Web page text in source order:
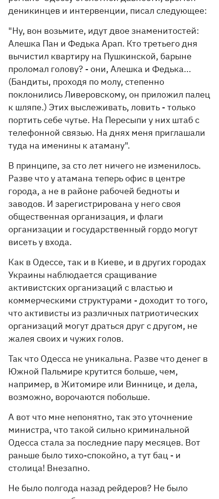
деникинцев и интервенции, писал следующее:
"Ну, вон возьмите, идут двое знаменитостей:
Алешка Пан и Федька Арап. Кто третьего дня
вычистил квартиру на Пушкинской, барыне
проломал голову? - они, Алешка и Федька...
(Бандиты, проходя по молу, степенно
поклонились Ливеровскому, он приложил палец
к шляпе.) Этих выслеживать, ловить - только
портить себе чутье. На Пересыпи у них штаб с
телефонной связью. На днях меня приглашали
туда на именины к атаману".
В принципе, за сто лет ничего не изменилось.
Разве что у атамана теперь офис в центре
города, а не в районе рабочей бедноты и
заводов. И зарегистрирована у него своя
общественная организация, и флаги
организации и государственный гордо могут
висеть у входа.
Как в Одессе, так и в Киеве, и в других городах
Украины наблюдается сращивание
активистских организаций с властью и
коммерческими структурами - доходит то того,
что активисты из различных патриотических
организаций могут драться друг с другом, не
жалея своих и чужих голов.
Так что Одесса не уникальна. Разве что денег в
Южной Пальмире крутится больше, чем,
например, в Житомире или Виннице, и дела,
возможно, ворочаются побольше.
А вот что мне непонятно, так это уточнение
министра, что такой сильно криминальной
Одесса стала за последние пару месяцев. Вот
раньше было тихо-спокойно, а тут бац - и
столица! Внезапно.
Не было полгода назад рейдеров? Не было